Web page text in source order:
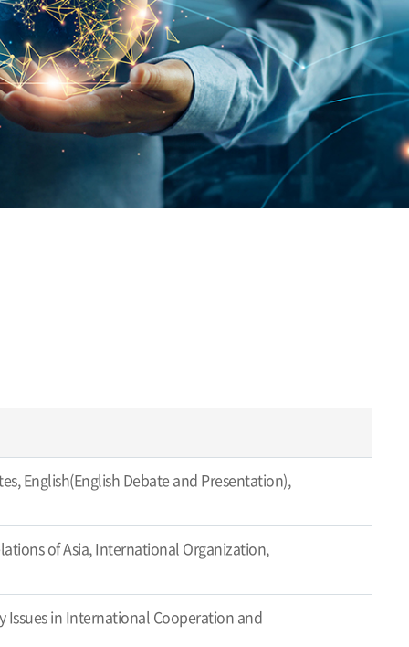
English(English Debate and Presentation),
of Asia, International Organization,
Issues in International Cooperation and